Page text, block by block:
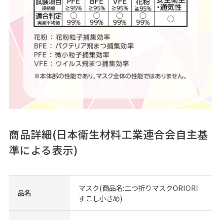
商品詳細(日本衛生材料工業連合会自主基
準による表示)
品名
マスク(商品名:二つ折りマスクORIORI
すこし小さめ)